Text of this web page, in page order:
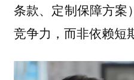
条款、定制保障方案
竞争力，而非依赖短